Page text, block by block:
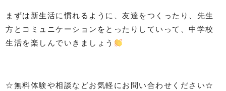
まずは新生活に慣れるように、友達をつくったり、先生
方とコミュニケーションをとったりしていって、中学校
生活を楽しんでいきましょう
☆無料体験や相談などお気軽にお問い合わせください☆